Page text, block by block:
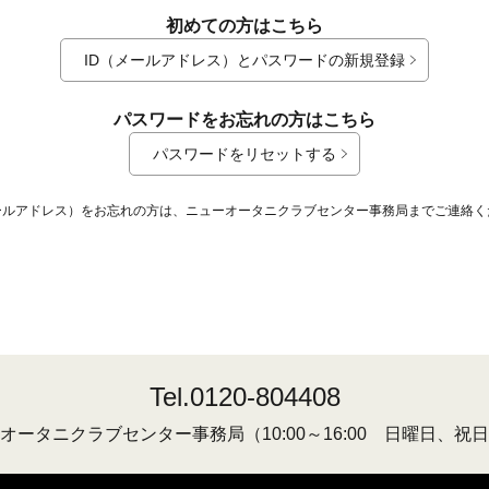
初めての方はこちら
ID（メールアドレス）とパスワードの新規登録
パスワードをお忘れの方はこちら
パスワードをリセットする
アドレス）をお忘れの方は、ニューオータニクラブセンター事務局までご連絡く
Tel.0120-804408
ータニクラブセンター事務局 （10:00～16:00 日曜日、祝日